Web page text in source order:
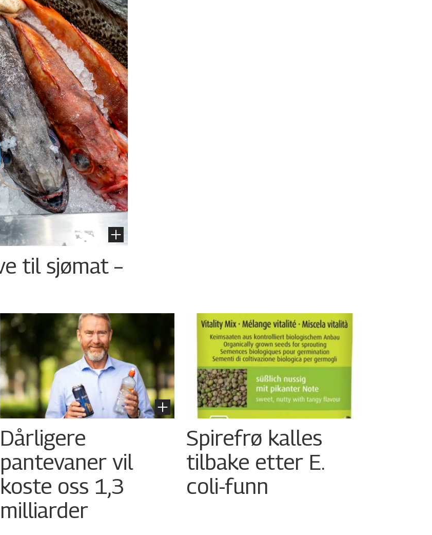
til sjømat –
Dårligere
pantevaner vil
koste oss 1,3
milliarder
Spirefrø kalles
tilbake etter E.
coli-funn